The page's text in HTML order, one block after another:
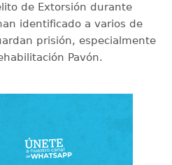
de Extorsión durante
identificado a varios de
prisión, especialmente
Pavón.